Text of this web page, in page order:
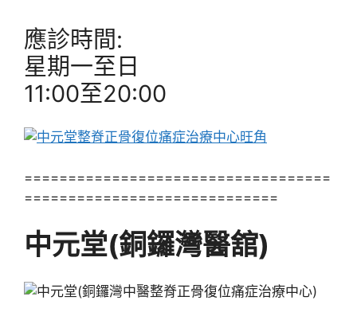
應診時間:
星期一至日
11:00至20:00
===================================
=============================
中元堂(銅鑼灣醫舘)